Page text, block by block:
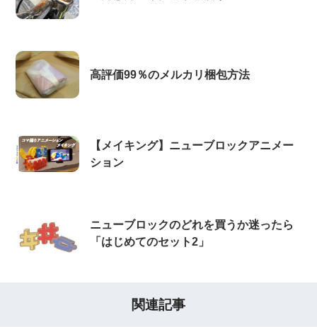
高評価99％のメルカリ梱包方法
【メイキング】ニューブロックアニメー
ション
ニューブロックのどれを買うか迷ったら
「はじめてのセット2」
関連記事